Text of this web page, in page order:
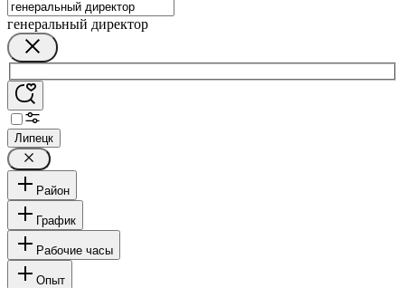
генеральный директор
Липецк
Район
График
Рабочие часы
Опыт